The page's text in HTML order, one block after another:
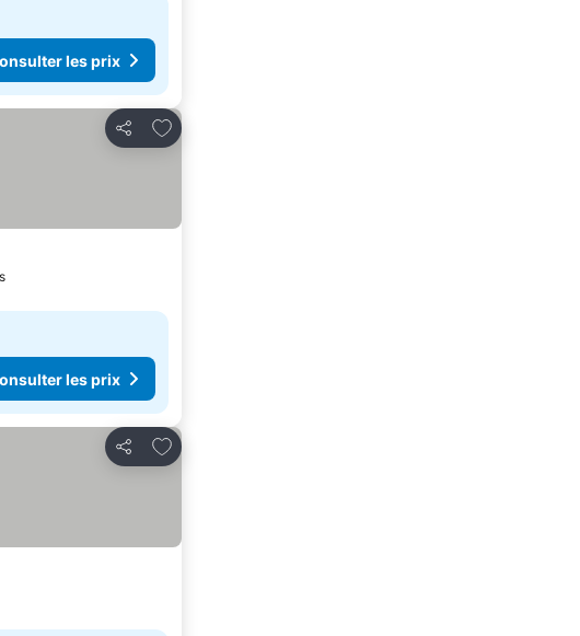
les prix
Partager
Ajouter à mes favoris
les prix
Partager
Ajouter à mes favoris